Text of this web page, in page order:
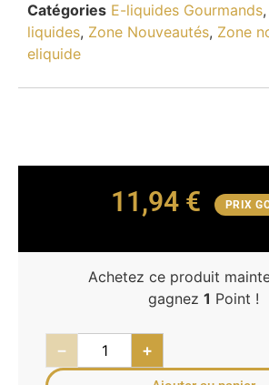
Catégories E-liquides Gourmands,
liquides, Zone Nouveautés, Zone
eliquide
11,94 € PRIX
Achetez ce produit
gagnez 1 Point !
− +